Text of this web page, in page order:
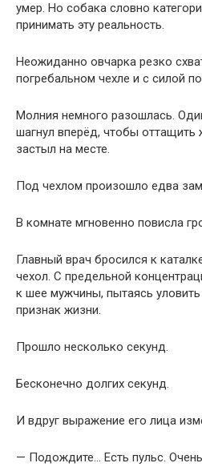
умер. Но собака словно
принимать эту реальность.
Неожиданно овчарка резко
погребальном чехле и с силой
Молния немного разошлась.
шагнул вперёд, чтобы оттащить
застыл на месте.
Под чехлом произошло едва
В комнате мгновенно повисла
Главный врач бросился к
чехол. С предельной
к шее мужчины, пытаясь
признак жизни.
Прошло несколько секунд.
Бесконечно долгих секунд.
И вдруг выражение его лица
— Подождите… Есть пульс.